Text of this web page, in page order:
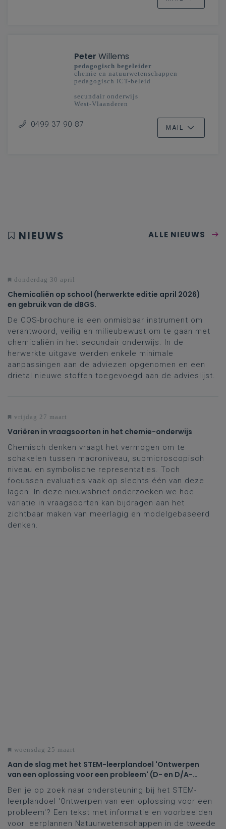
Peter Willems
pedagogisch begeleider
chemie en natuurwetenschappen
pedagogisch ICT-beleid
secundair onderwijs
West-Vlaanderen
0499 37 90 87 MAIL
NIEUWS ALLE NIEUWS
donderdag 30 april
Chemicaliën op school (herwerkte editie april 2026)
en gebruik van de dBGS.
De COS-brochure is een onmisbaar instrument om
verantwoord, veilig en milieubewust om te gaan met
chemicaliën in het secundair onderwijs. In de
herwerkte uitgave werden enkele minimale
aanpassingen aan de adviezen opgenomen en een
drietal nieuwe stoffen toegevoegd aan de advieslijst.
vrijdag 27 maart
Variëren in vraagsoorten in het chemie-onderwijs
Chemisch denken vraagt het vermogen om te
schakelen tussen macroniveau, submicroscopisch
niveau en symbolische representaties. Toch
focussen evaluaties vaak op slechts één van deze
lagen. In deze nieuwsbrief onderzoeken we hoe
variatie in vraagsoorten kan bijdragen aan het
zichtbaar maken van meerlagig en modelgebaseerd
denken.
woensdag 25 maart
Aan de slag met het STEM-leerplandoel 'Ontwerpen
van een oplossing voor een probleem' (D- en D/A-
finaliteit tweede en derde graad)
Ben je op zoek naar ondersteuning bij het STEM-
leerplandoel 'Ontwerpen van een oplossing voor een
probleem'? Een tekst met informatie en voorbeelden
voor leerplannen Natuurwetenschappen in de tweede